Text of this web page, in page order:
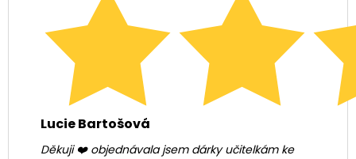
Lucie Bartošová
Děkuji ❤️ objednávala jsem dárky učitelkám ke